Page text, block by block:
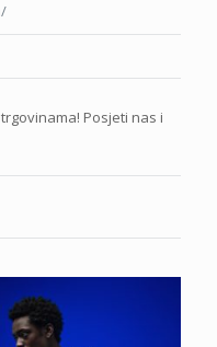
Posjeti nas i